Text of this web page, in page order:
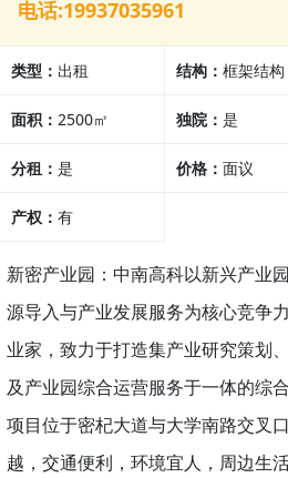
电话:19937035961
类型： 出租 结构：框架结构
面积： 2500㎡ 独院：是
分租： 是 价格：面议
产权： 有
新密产业园：中南高科以新兴产业
源导入与‌‌产业发展服务为核心竞争
业家，致力于打造集产业研究策划
及产业园综合运营服务于一体的综合
项目位于密杞大道与大学南路交叉
越，交通便利，环境宜人，周边生